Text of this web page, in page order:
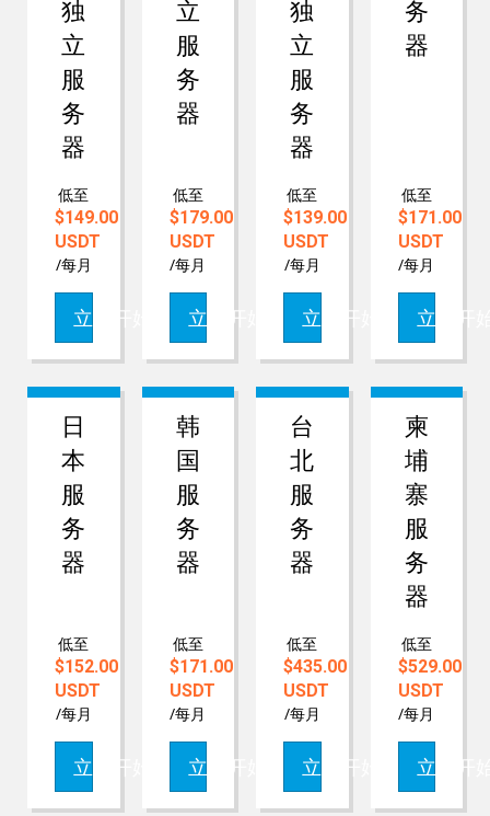
独
立
服
务
器
低至
$149.00
USDT
/每月
立即开始
立
服
务
器
低至
$179.00
USDT
/每月
立即开始
独
立
服
务
器
低至
$139.00
USDT
/每月
立即开始
务
器
低至
$171.00
USDT
/每月
立即开
日
本
服
务
器
低至
$152.00
USDT
/每月
立即开始
韩
国
服
务
器
低至
$171.00
USDT
/每月
立即开始
台
北
服
务
器
低至
$435.00
USDT
/每月
立即开始
柬
埔
寨
服
务
器
低至
$529.00
USDT
/每月
立即开